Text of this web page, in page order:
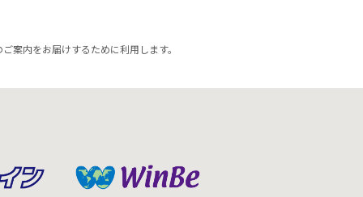
案内をお届けするために利用します。